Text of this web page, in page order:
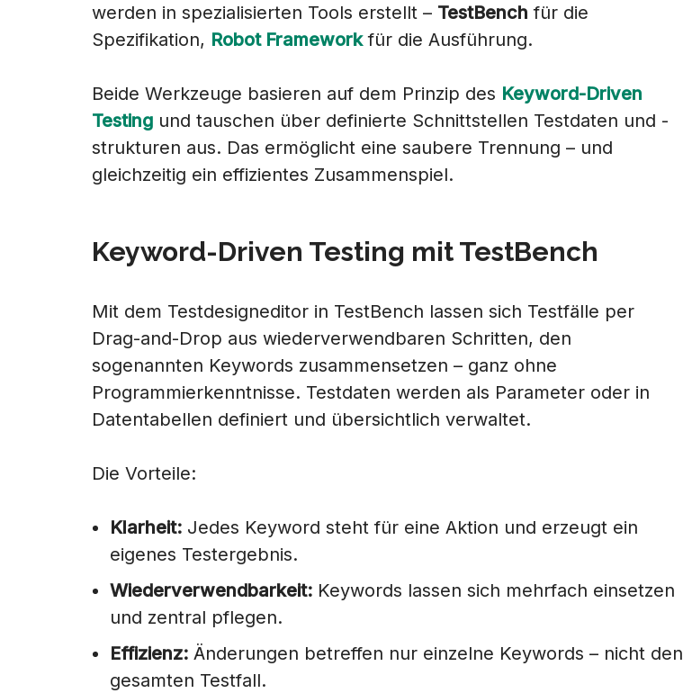
werden in spezialisierten Tools erstellt – TestBench für die
Spezifikation, Robot Frameworkfür die Ausführung.
Beide Werkzeuge basieren auf dem Prinzip des Keyword-Driven
Testing und tauschen über definierte Schnittstellen Testdaten und -
strukturen aus. Das ermöglicht eine saubere Trennung – und
gleichzeitig ein effizientes Zusammenspiel.
Keyword-Driven Testing mit TestBench
Mit dem Testdesigneditor in TestBench lassen sich Testfälle per
Drag-and-Drop aus wiederverwendbaren Schritten, den
sogenannten Keywords zusammensetzen – ganz ohne
Programmierkenntnisse. Testdaten werden als Parameter oder in
Datentabellen definiert und übersichtlich verwaltet.
Die Vorteile:
Klarheit: Jedes Keyword steht für eine Aktion und erzeugt ein
eigenes Testergebnis.
Wiederverwendbarkeit: Keywords lassen sich mehrfach einsetzen
und zentral pflegen.
Effizienz: Änderungen betreffen nur einzelne Keywords – nicht den
gesamten Testfall.